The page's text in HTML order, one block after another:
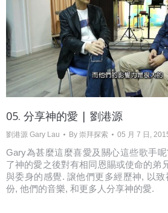
05. 分享神的愛 | 劉港源
劉港源 Gary Lau By 崇拜探索 05 月 7 日,
Gary為甚麼這麼喜愛及關心這些歌手
了神的愛之後對有相同恩賜或使命的弟
與委身的感覺. 譲他們更多經歷神, 以
份, 他們的音樂, 和更多人分享神的愛.